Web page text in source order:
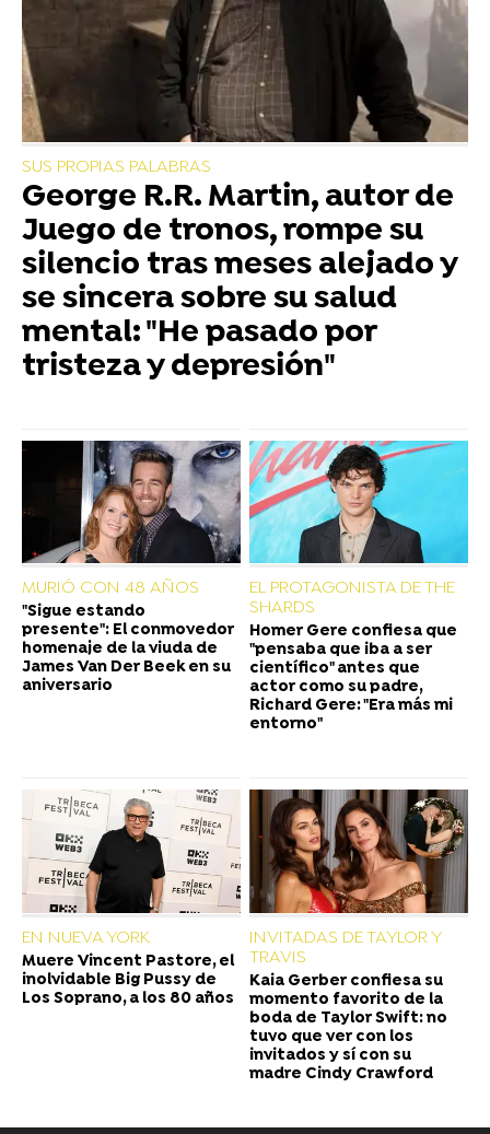
SUS PROPIAS PALABRAS
George R.R. Martin, autor de
Juego de tronos, rompe su
silencio tras meses alejado y
se sincera sobre su salud
mental: "He pasado por
tristeza y depresión"
MURIÓ CON 48 AÑOS
"Sigue estando
presente": El conmovedor
homenaje de la viuda de
James Van Der Beek en su
aniversario
EL PROTAGONISTA DE THE
SHARDS
Homer Gere confiesa que
"pensaba que iba a ser
científico" antes que
actor como su padre,
Richard Gere: "Era más mi
entorno"
EN NUEVA YORK
Muere Vincent Pastore, el
inolvidable Big Pussy de
Los Soprano, a los 80 años
INVITADAS DE TAYLOR Y
TRAVIS
Kaia Gerber confiesa su
momento favorito de la
boda de Taylor Swift: no
tuvo que ver con los
invitados y sí con su
madre Cindy Crawford